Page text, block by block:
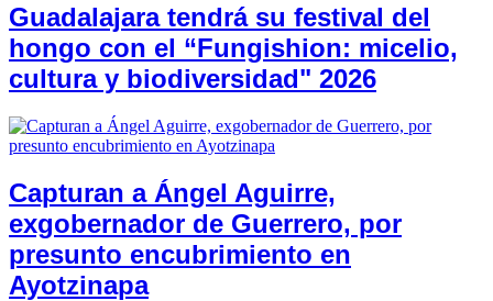
Guadalajara tendrá su festival del
hongo con el “Fungishion: micelio,
cultura y biodiversidad" 2026
Capturan a Ángel Aguirre,
exgobernador de Guerrero, por
presunto encubrimiento en
Ayotzinapa